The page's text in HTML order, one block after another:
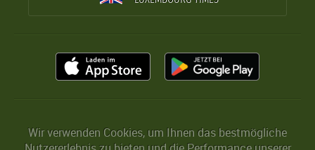
Wir verwenden Cookies, um Ihnen das bestmögliche